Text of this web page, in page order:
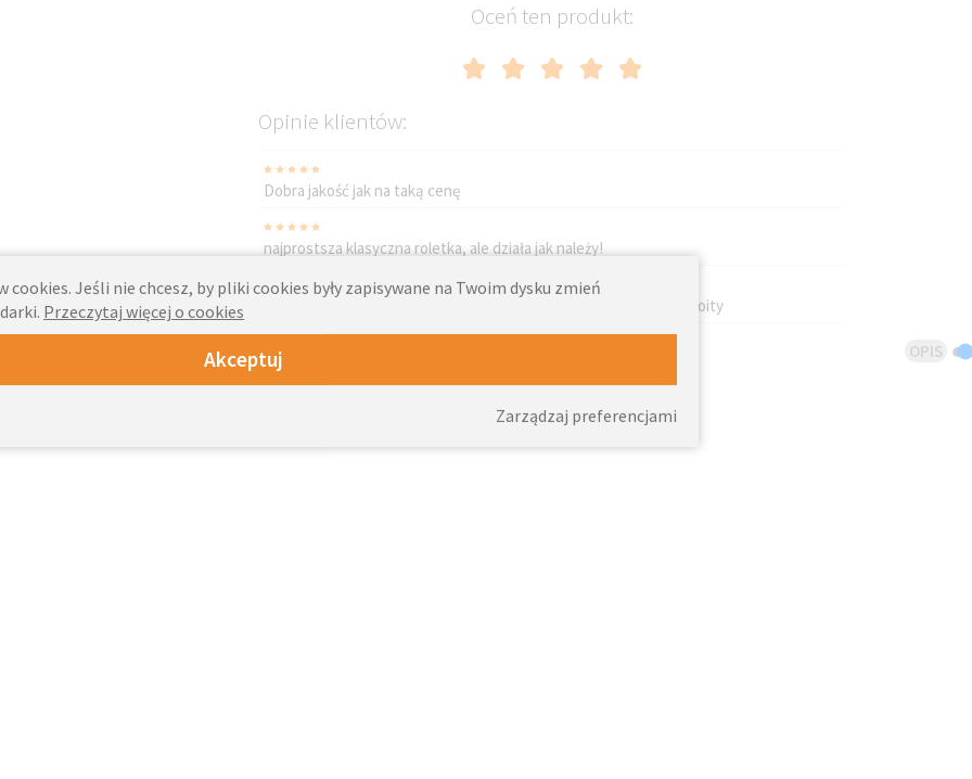
OPIS
C117 JULIAOceń ten produkt:
Opinie klientów:
Dobra jakość jak na taką cenę
najprostsza klasyczna roletka, ale działa jak należy!
Proste, łatwe w montarzu i nie psują się a wygląd bardzo przyzwoity
cookies. Jeśli nie chcesz, by pliki cookies były zapisywane na Twoim dysku zmień
Przeczytaj więcej o cookies
Akceptuj
Zarządzaj preferencjami